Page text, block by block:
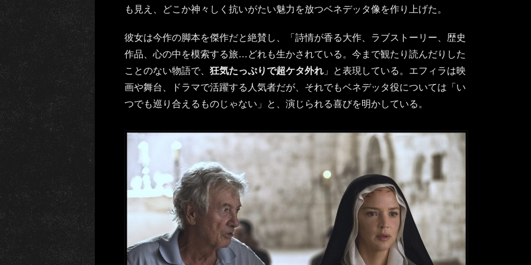
も見え、どこか神々しく抗いがたい魅力を放つベネデッタ像を作り上げた。
彼女は今作の脚本を傑作だと絶賛し、「詩情が香る大作、ラブストーリー、歴史
作品、心の中を模索する旅…どれも生かされている。今まで観たり読んだりした
ことのない物語で、 狂気たっぷりで超ケタ外れ 」と表現している。エフィラは映
画や舞台、ドラマで活躍する人気者だが、それでもベネデッタ役については「い
つでも巡り合えるものじゃない」と、演じられる喜びを明かしている。